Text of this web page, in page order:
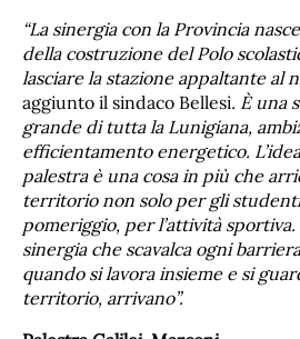
“La sinergia con la Provincia
della costruzione del Polo
lasciare la stazione appaltante al
aggiunto il sindaco Bellesi. È una
grande di tutta la Lunigiana,
efficientamento energetico.
palestra è una cosa in più che
territorio non solo per gli
pomeriggio, per l’attività sportiva.
sinergia che scavalca ogni
quando si lavora insieme e si
territorio, arrivano”.